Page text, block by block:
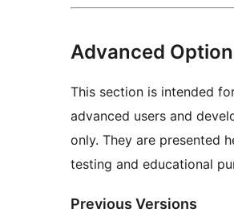
Advanced
This section is intended
advanced users and
only. They are presented
testing and educational
Previous Versions